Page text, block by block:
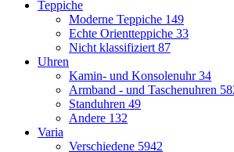
Teppiche
Moderne Teppiche 149
Echte Orientteppiche 33
Nicht klassifiziert 87
Uhren
Kamin- und Konsolenuhr34
Armband - und Taschenuhren
Standuhren 49
Andere 132
Varia
Verschiedene 5942